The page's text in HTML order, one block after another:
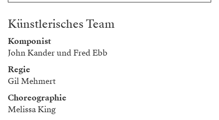
Künstlerisches Team
Komponist
John Kander und Fred Ebb
Regie
Gil Mehmert
Choreographie
Melissa King